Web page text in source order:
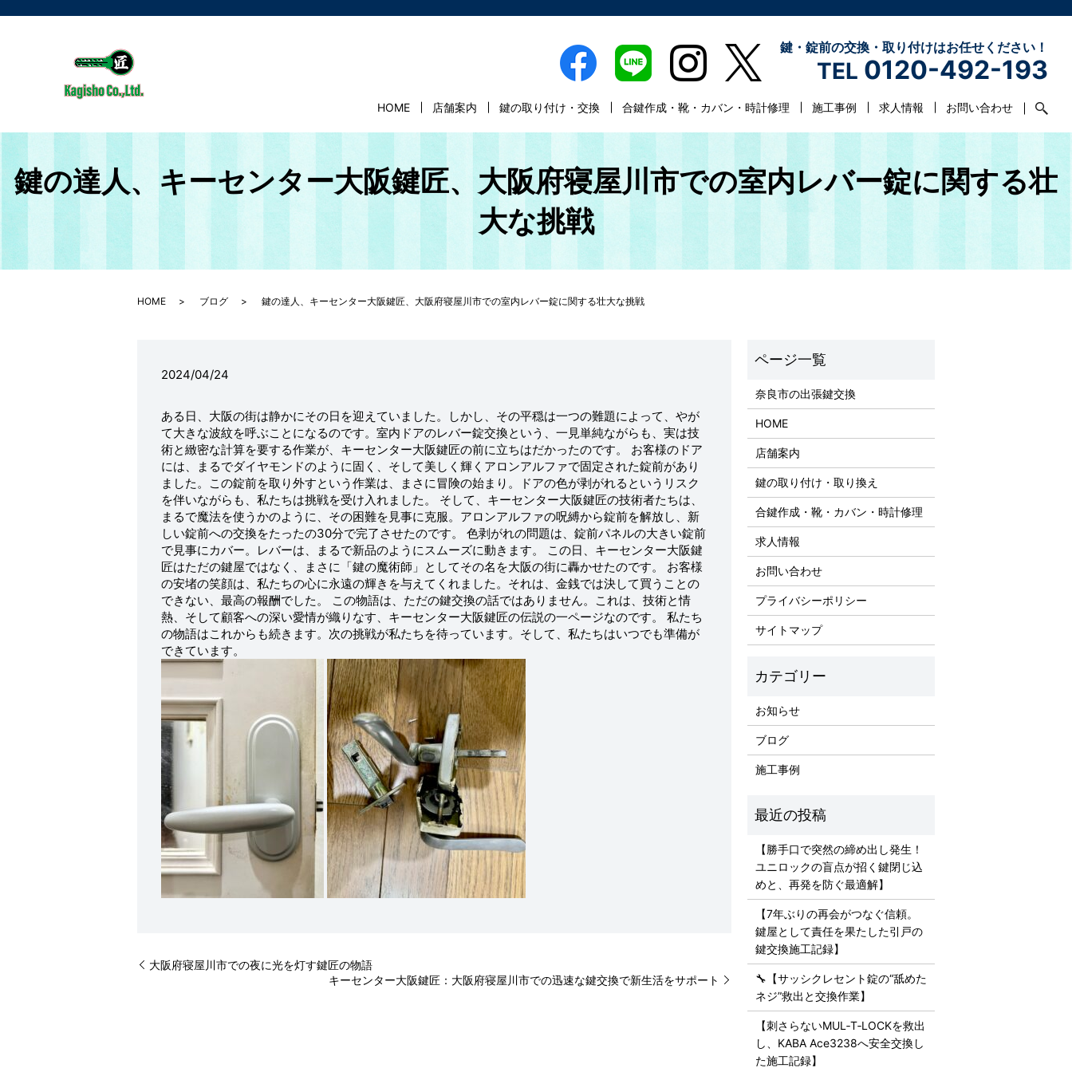
鍵・錠前の交換・取り付けはお任せください！
TEL 0120-492-193
HOME 店舗案内 鍵の取り付け・交換 合鍵作成・靴・カバン・時計修理 施工事例 求人情報 お問い合わせ
鍵の達人、キーセンター大阪鍵匠、大阪府寝屋川市での室内レバー錠に関する壮
大な挑戦
HOME ブログ 鍵の達人、キーセンター大阪鍵匠、大阪府寝屋川市での室内レバー錠に関する壮大な挑戦
2024/04/24
ある日、大阪の街は静かにその日を迎えていました。しかし、その平穏は一つの難題によって、やが
て大きな波紋を呼ぶことになるのです。室内ドアのレバー錠交換という、一見単純ながらも、実は技
術と緻密な計算を要する作業が、キーセンター大阪鍵匠の前に立ちはだかったのです。 お客様のドア
には、まるでダイヤモンドのように固く、そして美しく輝くアロンアルファで固定された錠前があり
ました。この錠前を取り外すという作業は、まさに冒険の始まり。ドアの色が剥がれるというリスク
を伴いながらも、私たちは挑戦を受け入れました。 そして、キーセンター大阪鍵匠の技術者たちは、
まるで魔法を使うかのように、その困難を見事に克服。アロンアルファの呪縛から錠前を解放し、新
しい錠前への交換をたったの30分で完了させたのです。 色剥がれの問題は、錠前パネルの大きい錠前
で見事にカバー。レバーは、まるで新品のようにスムーズに動きます。 この日、キーセンター大阪鍵
匠はただの鍵屋ではなく、まさに「鍵の魔術師」としてその名を大阪の街に轟かせたのです。 お客様
の安堵の笑顔は、私たちの心に永遠の輝きを与えてくれました。それは、金銭では決して買うことの
できない、最高の報酬でした。 この物語は、ただの鍵交換の話ではありません。これは、技術と情
熱、そして顧客への深い愛情が織りなす、キーセンター大阪鍵匠の伝説の一ページなのです。 私たち
の物語はこれからも続きます。次の挑戦が私たちを待っています。そして、私たちはいつでも準備が
できています。
大阪府寝屋川市での夜に光を灯す鍵匠の物語
キーセンター大阪鍵匠：大阪府寝屋川市での迅速な鍵交換で新生活をサポート
奈良市の出張鍵交換
HOME
店舗案内
鍵の取り付け・取り換え
合鍵作成・靴・カバン・時計修理
求人情報
お問い合わせ
プライバシーポリシー
サイトマップ
お知らせ
ブログ
施工事例
【勝手口で突然の締め出し発生！
ユニロックの盲点が招く鍵閉じ込
めと、再発を防ぐ最適解】
【7年ぶりの再会がつなぐ信頼。
鍵屋として責任を果たした引戸の
鍵交換施工記録】
🔧【サッシクレセント錠の“舐めた
ネジ”救出と交換作業】
【刺さらないMUL‑T‑LOCKを救出
し、KABA Ace3238へ安全交換し
た施工記録】